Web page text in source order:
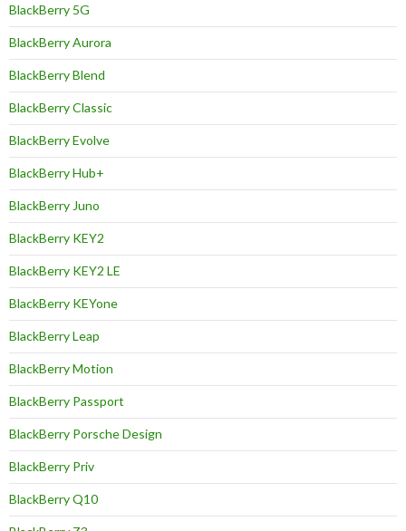
BlackBerry 5G
BlackBerry Aurora
BlackBerry Blend
BlackBerry Classic
BlackBerry Evolve
BlackBerry Hub+
BlackBerry Juno
BlackBerry KEY2
BlackBerry KEY2 LE
BlackBerry KEYone
BlackBerry Leap
BlackBerry Motion
BlackBerry Passport
BlackBerry Porsche Design
BlackBerry Priv
BlackBerry Q10